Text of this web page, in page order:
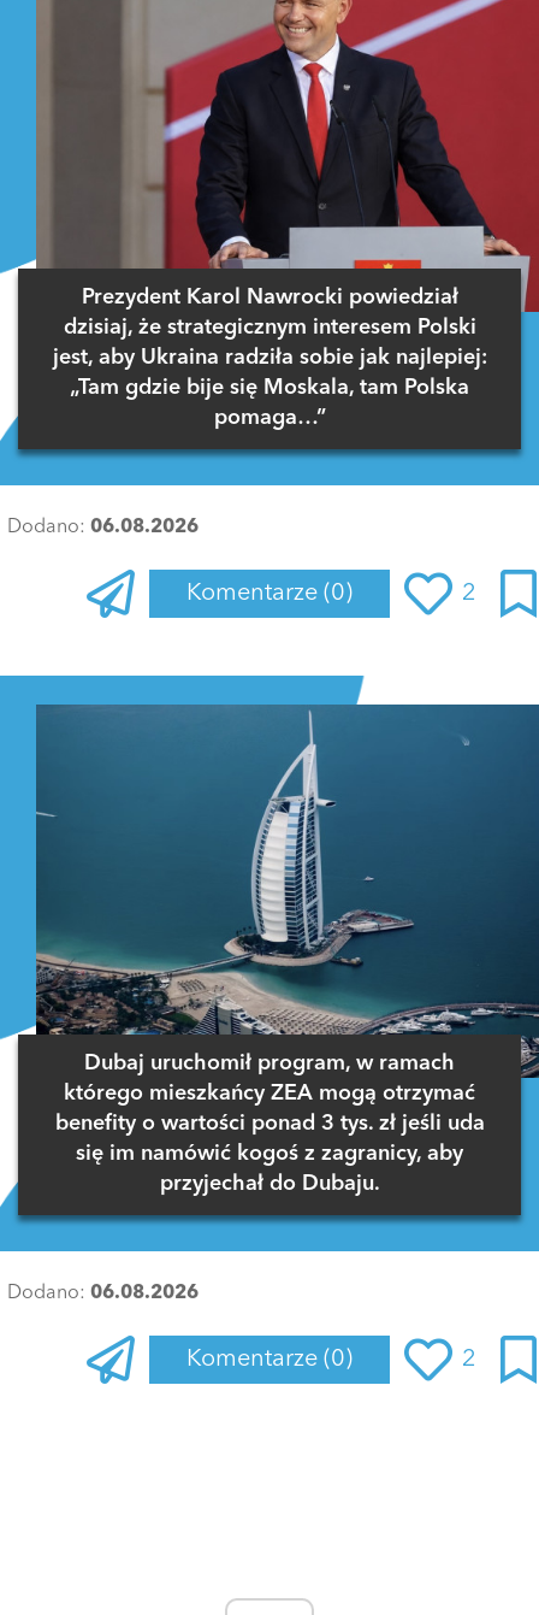
Prezydent Karol Nawrocki powiedział
dzisiaj, że strategicznym interesem Polski
jest, aby Ukraina radziła sobie jak najlepiej:
„Tam gdzie bije się Moskala, tam Polska
pomaga…”
Dodano: 06.08.2026
Komentarze (0) 2
Dubaj uruchomił program, w ramach
którego mieszkańcy ZEA mogą otrzymać
benefity o wartości ponad 3 tys. zł jeśli uda
się im namówić kogoś z zagranicy, aby
przyjechał do Dubaju.
Dodano: 06.08.2026
Komentarze (0) 2